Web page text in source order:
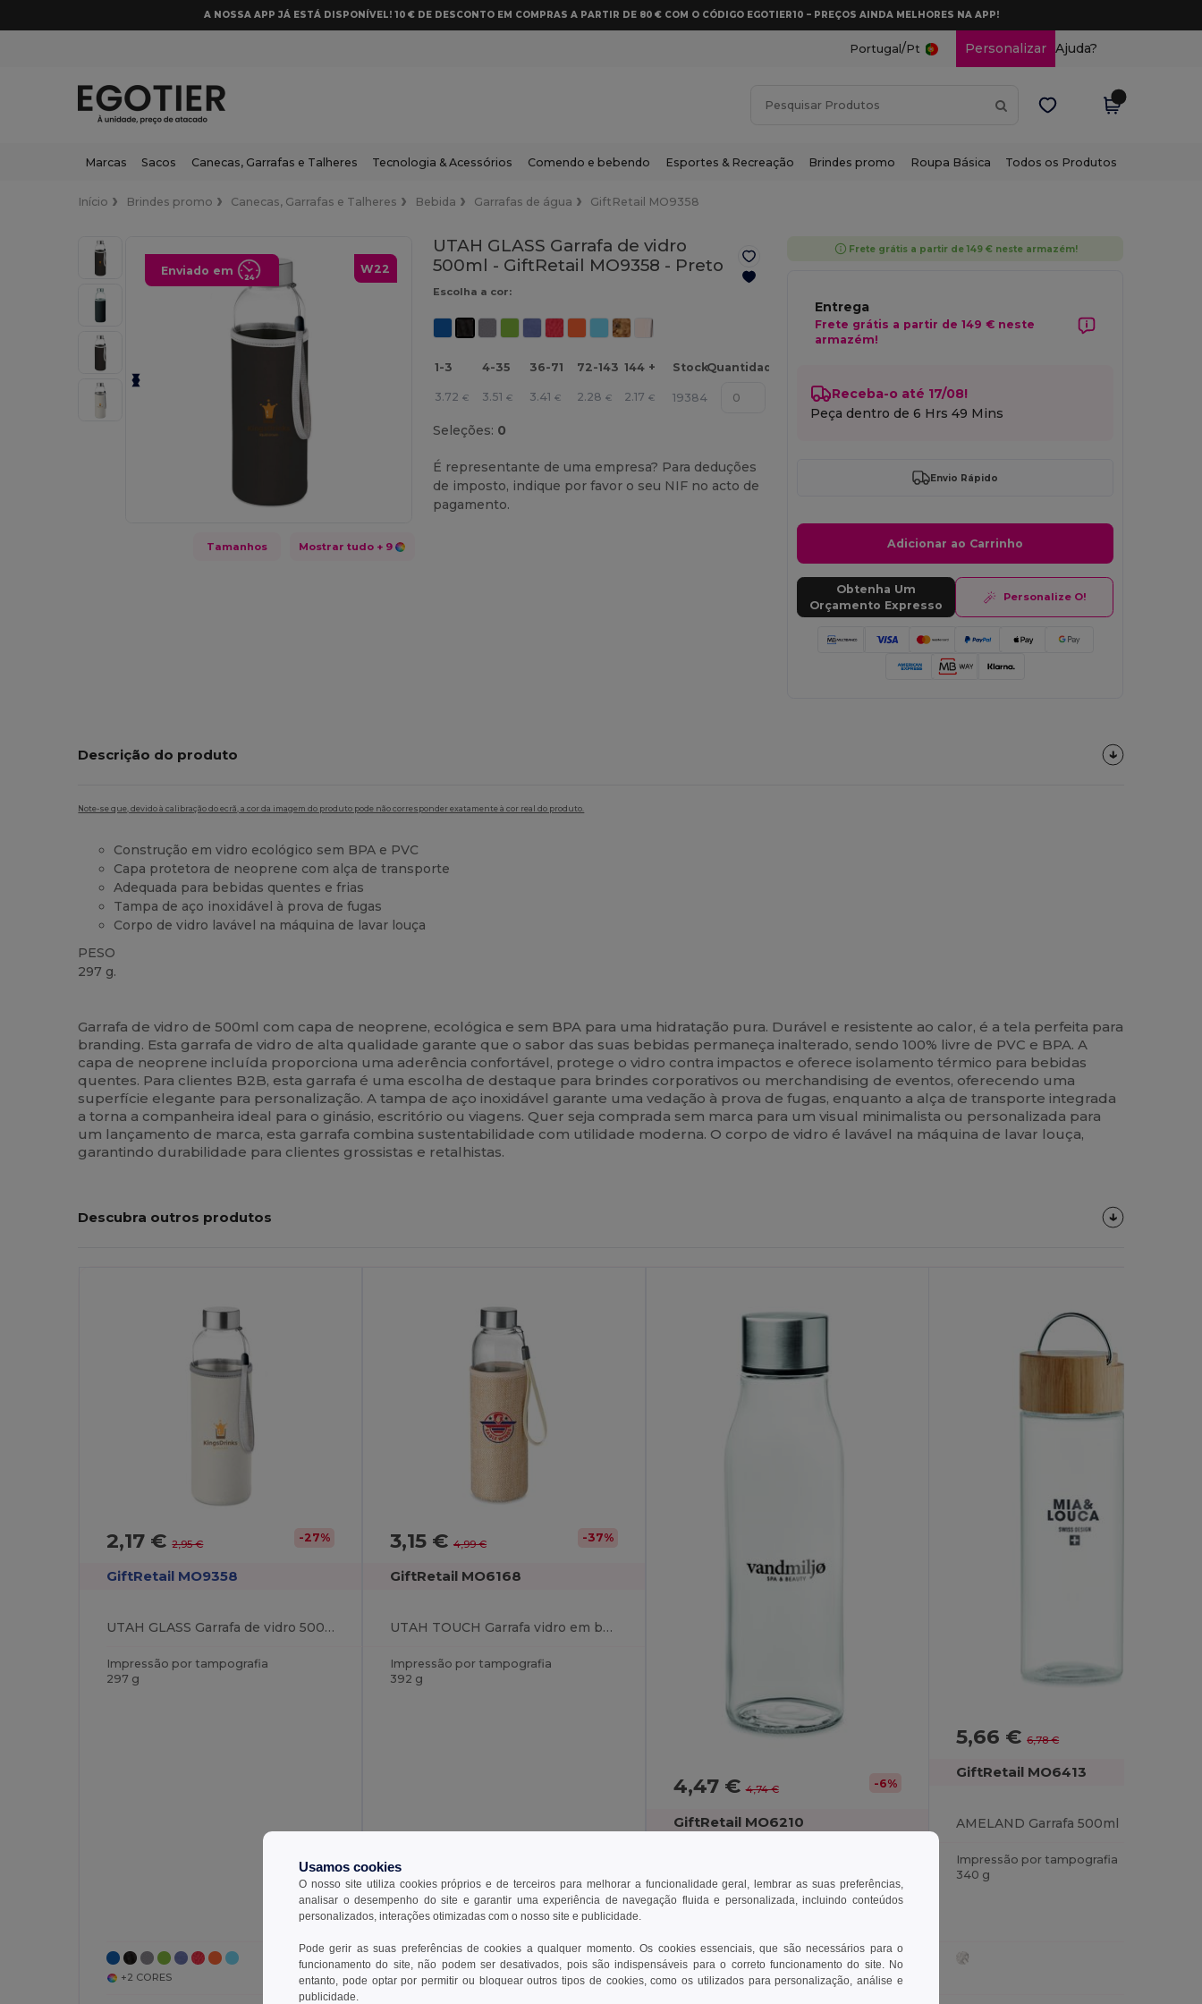
A NOSSA APP JÁ ESTÁ DISPONÍVEL! 10 € DE DESCONTO EM COMPRAS A PARTIR DE 80 € COM O CÓDIGO EGOTIER10 – PREÇOS AINDA MELHORES NA APP!
Portugal /Pt Personalizar Ajuda?
Marcas Sacos Canecas, Garrafas e Talheres Tecnologia & Acessórios Comendo e bebendo Esportes & Recreação Brindes promo Roupa Básica Todos os Produtos
Início Brindes promo Canecas, Garrafas e Talheres Bebida Garrafas de água GiftRetail MO9358
W22
Enviado em
Tamanhos Mostrar tudo + 9
UTAH GLASS Garrafa de vidro
500ml - GiftRetail MO9358 - Preto
Escolha a cor:
1-3 4-35 36-71 72-143 144 + StockQuantidade
3.72 € 3.51 € 3.41 € 2.28 € 2.17 € 19384
Seleções: 0
É representante de uma empresa? Para deduções
de imposto, indique por favor o seu NIF no acto de
pagamento.
Frete grátis a partir de 149 € neste armazém!
Entrega
Frete grátis a partir de 149 € neste
armazém!
Receba-o até 17/08!
Peça dentro de6 Hrs 49 Mins
Envio Rápido
Adicionar ao Carrinho
Obtenha Um
Orçamento Expresso
Personalize O!
Descrição do produto
Note-se que, devido à calibração do ecrã, a cor da imagem do produto pode não corresponder exatamente à cor real do produto.
Construção em vidro ecológico sem BPA e PVC
Capa protetora de neoprene com alça de transporte
Adequada para bebidas quentes e frias
Tampa de aço inoxidável à prova de fugas
Corpo de vidro lavável na máquina de lavar louça
PESO
297 g.
Garrafa de vidro de 500ml com capa de neoprene, ecológica e sem BPA para uma hidratação pura. Durável e resistente ao calor, é a tela perfeita para
branding. Esta garrafa de vidro de alta qualidade garante que o sabor das suas bebidas permaneça inalterado, sendo 100% livre de PVC e BPA. A
capa de neoprene incluída proporciona uma aderência confortável, protege o vidro contra impactos e oferece isolamento térmico para bebidas
quentes. Para clientes B2B, esta garrafa é uma escolha de destaque para brindes corporativos ou merchandising de eventos, oferecendo uma
superfície elegante para personalização. A tampa de aço inoxidável garante uma vedação à prova de fugas, enquanto a alça de transporte integrada
a torna a companheira ideal para o ginásio, escritório ou viagens. Quer seja comprada sem marca para um visual minimalista ou personalizada para
um lançamento de marca, esta garrafa combina sustentabilidade com utilidade moderna. O corpo de vidro é lavável na máquina de lavar louça,
garantindo durabilidade para clientes grossistas e retalhistas.
Descubra outros produtos
Personalize-
2,17 €2,95 € -27%
GiftRetail MO9358
UTAH GLASS Garrafa de vidro 500ml
Impressão por tampografia
297 g
+2 CORES
3,15 € 4,99 € -37%
GiftRetail MO6168
UTAH TOUCH Garrafa vidro em bolsa 500 ml
Impressão por tampografia
392 g
4,47 €4,74 € -6%
GiftRetail MO6210
Impressão por tampografia
5,66 €6,78 €
GiftRetail MO6413
AMELAND Garrafa 500ml
Impressão por tampografia
340 g
Usamos cookies
O nosso site utiliza cookies próprios e de terceiros para melhorar a funcionalidade geral, lembrar as suas preferências,
analisar o desempenho do site e garantir uma experiência de navegação fluida e personalizada, incluindo conteúdos
personalizados, interações otimizadas com o nosso site e publicidade.
Pode gerir as suas preferências de cookies a qualquer momento. Os cookies essenciais, que são necessários para o
funcionamento do site, não podem ser desativados, pois são indispensáveis para o correto funcionamento do site. No
entanto, pode optar por permitir ou bloquear outros tipos de cookies, como os utilizados para personalização, análise e
publicidade.